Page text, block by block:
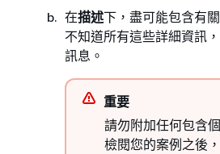
在描述下，盡可能包含有
不知道所有這些詳細資訊
訊息。
重要
請勿附加任何包含
檢閱您的案例之後